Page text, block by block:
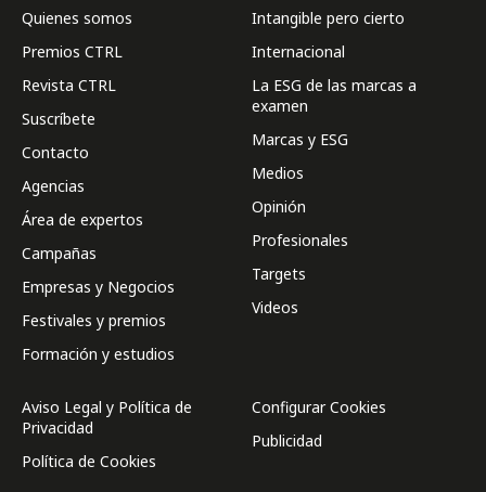
Quienes somos
Premios CTRL
Revista CTRL
Suscríbete
Contacto
Agencias
Área de expertos
Campañas
Empresas y Negocios
Festivales y premios
Formación y estudios
Intangible pero cierto
Internacional
La ESG de las marcas a
examen
Marcas y ESG
Medios
Opinión
Profesionales
Targets
Videos
Aviso Legal y Política de
Privacidad
Política de Cookies
Configurar Cookies
Publicidad